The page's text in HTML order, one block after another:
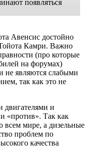
появляться
Авенсис достойно
Камри. Важно
(про которые
на форумах)
не являются слабыми
так как это не
двигателями и
«против». Так как
всем мире, а дизельные
проблем по
качества